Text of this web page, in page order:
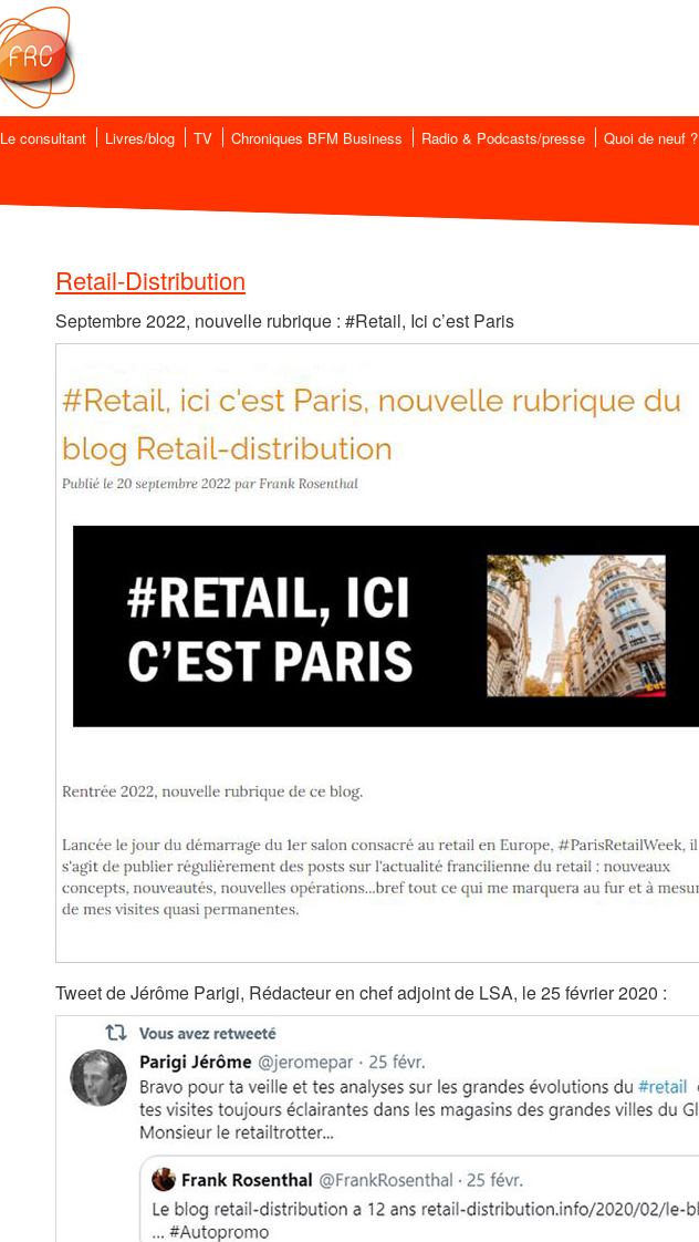
Le consultant Livres/blog TV Chroniques BFM Business Radio & Podcasts/presse Quoi de neuf ?
Retail-Distribution
Septembre 2022, nouvelle rubrique : #Retail, Ici c’est Paris
Tweet de Jérôme Parigi, Rédacteur en chef adjoint de LSA, le 25 février 2020 :